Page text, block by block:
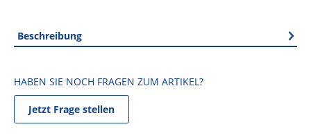
Beschreibung
HABEN SIE NOCH FRAGEN ZUM ARTIKEL?
Jetzt Frage stellen